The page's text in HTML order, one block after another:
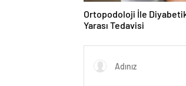
Ortopodoloji İle
Yarası Tedavisi